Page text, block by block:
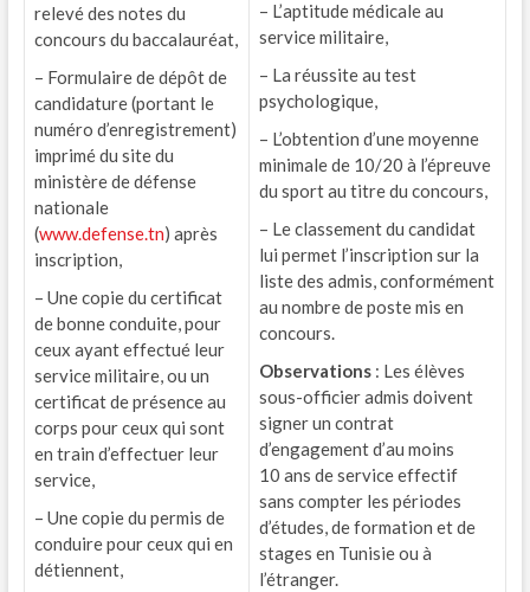
relevé des notes du
concours du baccalauréat,
– Formulaire de dépôt de
candidature (portant le
numéro d’enregistrement)
imprimé du site du
ministère de défense
nationale
(www.defense.tn) après
inscription,
– Une copie du certificat
de bonne conduite, pour
ceux ayant effectué leur
service militaire, ou un
certificat de présence au
corps pour ceux qui sont
en train d’effectuer leur
service,
– Une copie du permis de
conduire pour ceux qui en
détiennent,
– L’aptitude médicale au
service militaire,
– La réussite au test
psychologique,
– L’obtention d’une moyenne
minimale de 10/20 à l’épreuve
du sport au titre du concours,
– Le classement du candidat
lui permet l’inscription sur la
liste des admis, conformément
au nombre de poste mis en
concours.
Observations: Les élèves
sous-officier admis doivent
signer un contrat
d’engagement d’au moins
10 ans de service effectif
sans compter les périodes
d’études, de formation et de
stages en Tunisie ou à
l’étranger.